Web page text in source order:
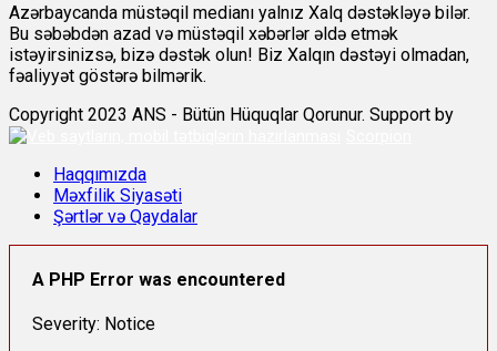
Azərbaycanda müstəqil medianı yalnız Xalq dəstəkləyə bilər.
Bu səbəbdən azad və müstəqil xəbərlər əldə etmək
istəyirsinizsə, bizə dəstək olun! Biz Xalqın dəstəyi olmadan,
fəaliyyət göstərə bilmərik.
Copyright 2023 ANS - Bütün Hüquqlar Qorunur. Support by
Haqqımızda
Məxfilik Siyasəti
Şərtlər və Qaydalar
A PHP Error was encountered
Severity: Notice